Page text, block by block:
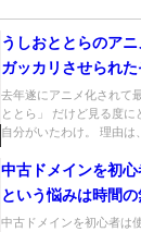
うしおととらのア
ガッカリさせられた
去年遂にアニメ化されて
ととら」 だけど見る度
自分がいたわけ。 理由は
中古ドメインを初
という悩みは時間の
はない
中古ドメインを初心者は